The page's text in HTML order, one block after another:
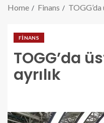
Home Finans TOGG’da
FINANS
TOGG’da
ayrılık